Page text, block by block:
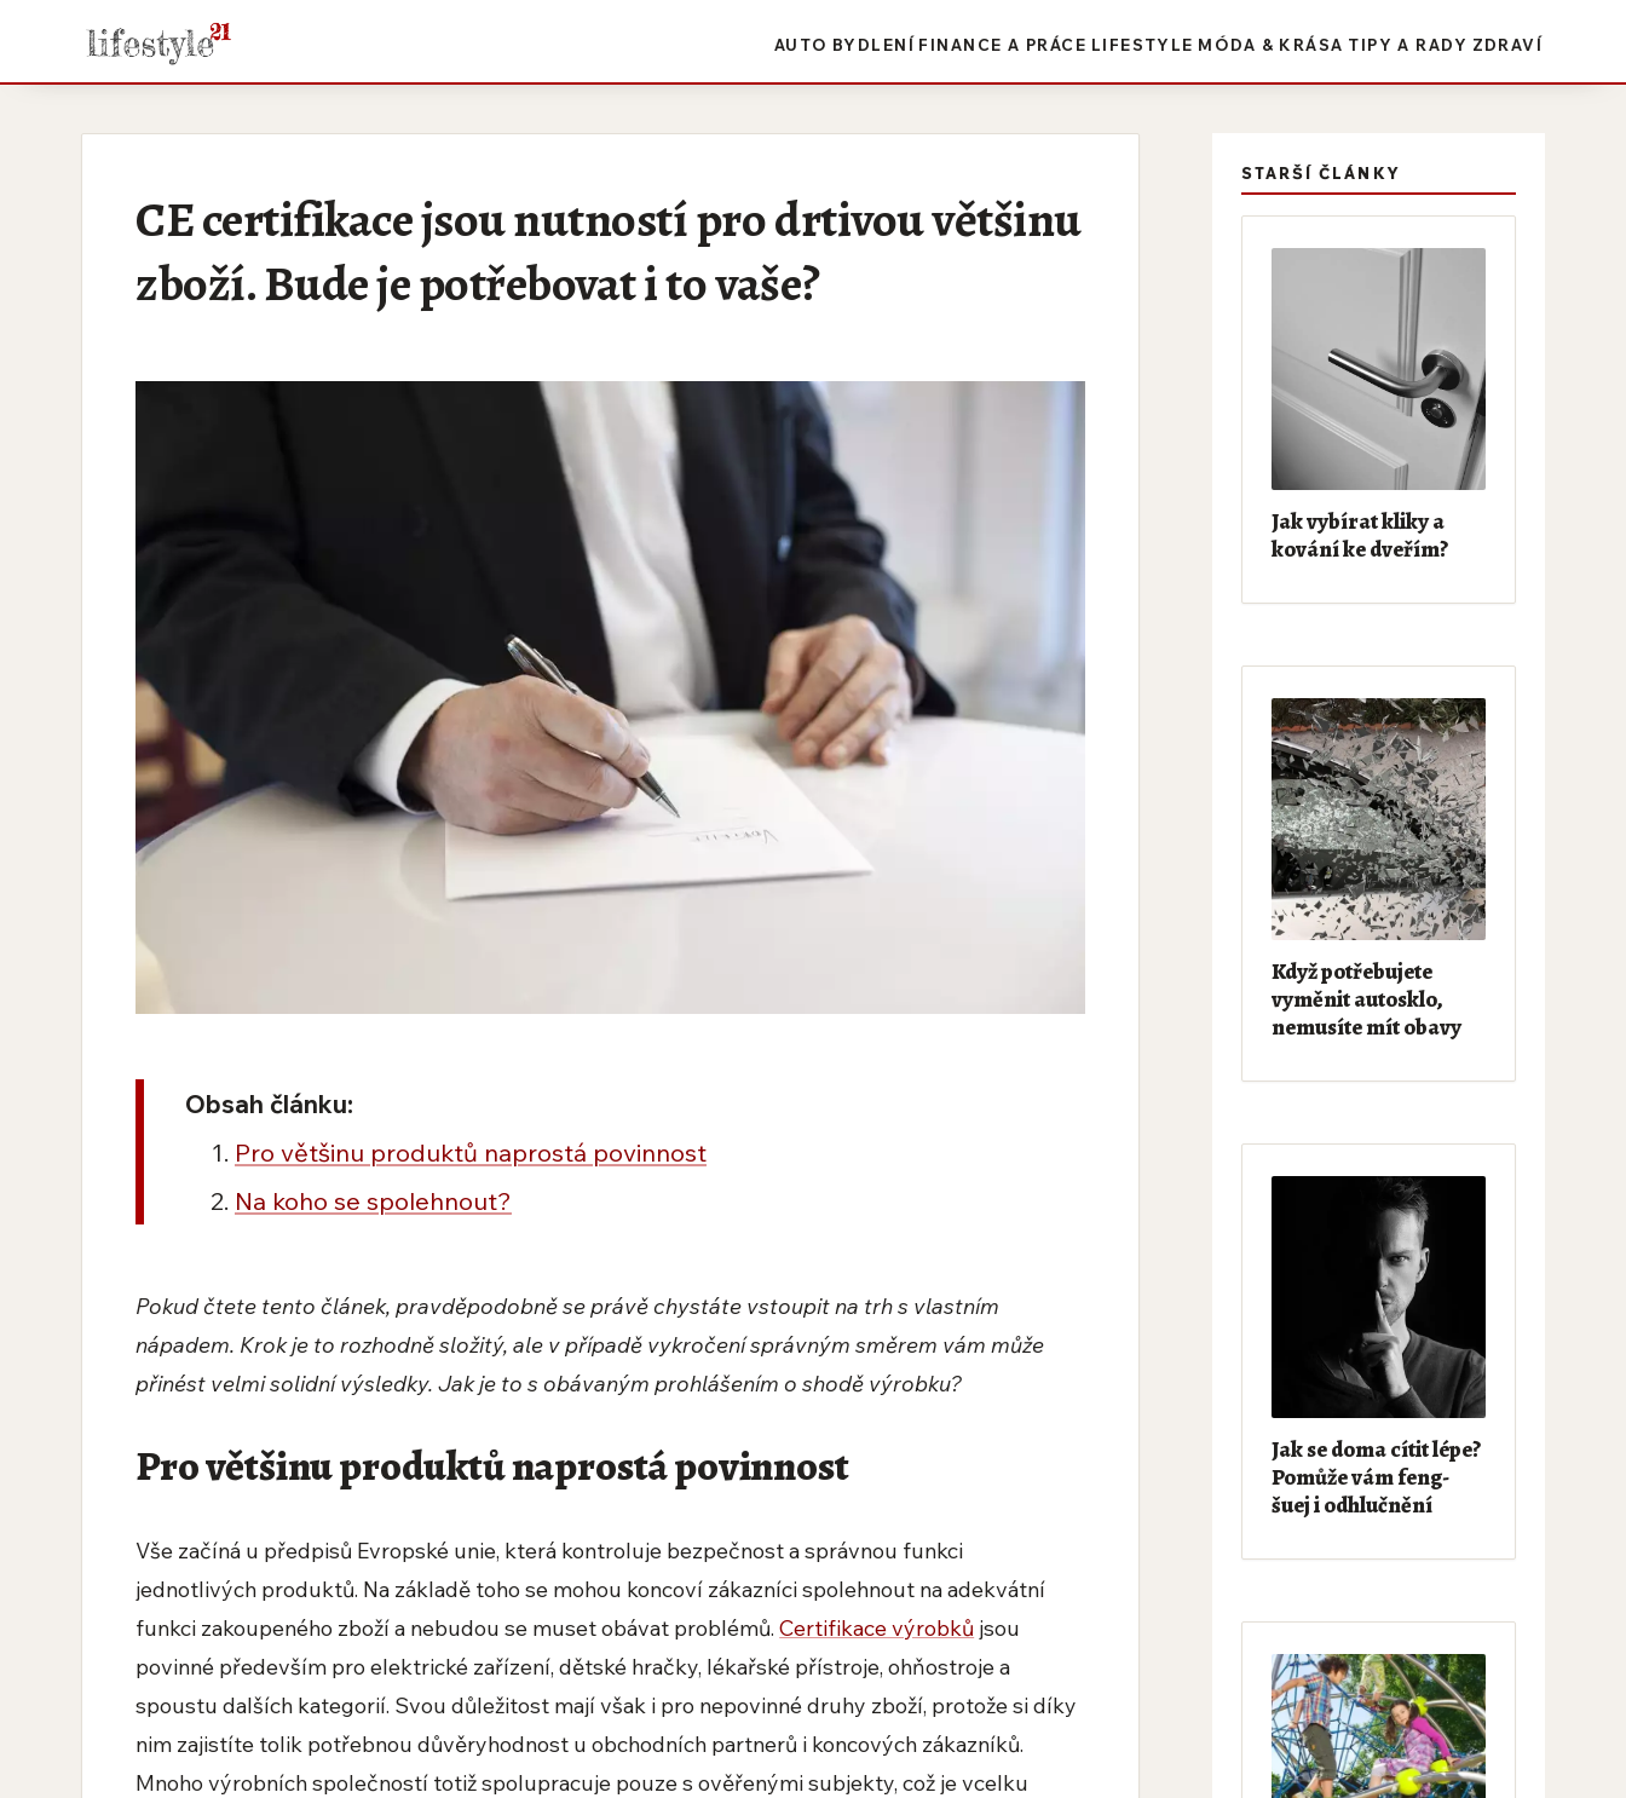
AUTO BYDLENÍ FINANCE A PRÁCE LIFESTYLE MÓDA & KRÁSA TIPY A RADY ZDRAVÍ
CE certifikace jsou nutností pro drtivou většinu
zboží. Bude je potřebovat i to vaše?
Obsah článku:
Pro většinu produktů naprostá povinnost
Na koho se spolehnout?
Pokud čtete tento článek, pravděpodobně se právě chystáte vstoupit na trh s vlastním
nápadem. Krok je to rozhodně složitý, ale v případě vykročení správným směrem vám může
přinést velmi solidní výsledky. Jak je to s obávaným prohlášením o shodě výrobku?
Pro většinu produktů naprostá povinnost
Vše začíná u předpisů Evropské unie, která kontroluje bezpečnost a správnou funkci
jednotlivých produktů. Na základě toho se mohou koncoví zákazníci spolehnout na adekvátní
funkci zakoupeného zboží a nebudou se muset obávat problémů.Certifikace výrobků jsou
povinné především pro elektrické zařízení, dětské hračky, lékařské přístroje, ohňostroje a
spoustu dalších kategorií. Svou důležitost mají však i pro nepovinné druhy zboží, protože si díky
nim zajistíte tolik potřebnou důvěryhodnost u obchodních partnerů i koncových zákazníků.
Mnoho výrobních společností totiž spolupracuje pouze s ověřenými subjekty, což je vcelku
STARŠÍ ČLÁNKY
Jak vybírat kliky a
kování ke dveřím?
Když potřebujete
vyměnit autosklo,
nemusíte mít obavy
Jak se doma cítit lépe?
Pomůže vám feng-
šuej i odhlučnění